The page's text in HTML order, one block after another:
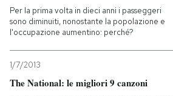
PODCAST
NEWSLETTER
Per la prima volta in dieci anni i passeggeri
sono diminuiti, nonostante la popolazione e
l'occupazione aumentino: perché?
1/7/2013
The National: le migliori 9 canzoni